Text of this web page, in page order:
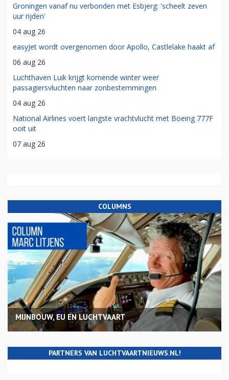
Groningen vanaf nu verbonden met Esbjerg: 'scheelt zeven
uur rijden'
04 aug 26
easyJet wordt overgenomen door Apollo, Castlelake haakt af
06 aug 26
Luchthaven Luik krijgt komende winter weer
passagiersvluchten naar zonbestemmingen
04 aug 26
National Airlines voert langste vrachtvlucht met Boeing 777F
ooit uit
07 aug 26
COLUMNS
MIJNBOUW, EU EN LUCHTVAART
PARTNERS VAN LUCHTVAARTNIEUWS.NL!